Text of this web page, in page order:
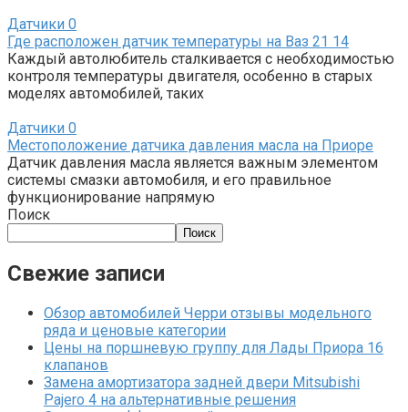
Датчики 0
Где расположен датчик температуры на Ваз 21 14
Каждый автолюбитель сталкивается с необходимостью
контроля температуры двигателя, особенно в старых
моделях автомобилей, таких
Датчики 0
Местоположение датчика давления масла на Приоре
Датчик давления масла является важным элементом
системы смазки автомобиля, и его правильное
функционирование напрямую
Поиск
Поиск
Свежие записи
Обзор автомобилей Черри отзывы модельного
ряда и ценовые категории
Цены на поршневую группу для Лады Приора 16
клапанов
Замена амортизатора задней двери Mitsubishi
Pajero 4 на альтернативные решения